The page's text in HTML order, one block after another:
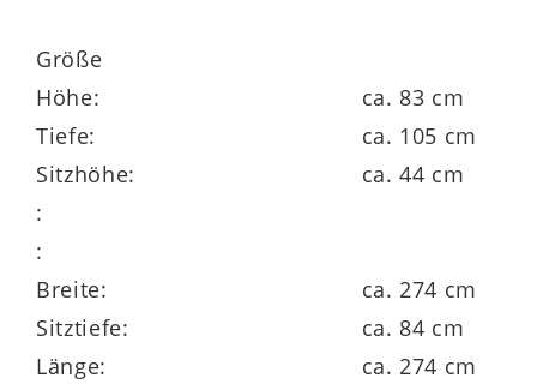
aus zwei Sitztiefen und verschiedenen
Füßen aus Holz und Metall den Favoriten
auswählen
mit den Gütesiegeln Goldenes M,
Blauer Engel und OEKO-TEX® geprüft
klimaneutral in Europa hergestellt
Größe
Höhe:
ca. 83 cm
Tiefe:
ca. 105 cm
Sitzhöhe:
ca. 44 cm
:
:
Breite:
ca. 274 cm
Sitztiefe:
ca. 84 cm
Länge:
ca. 274 cm